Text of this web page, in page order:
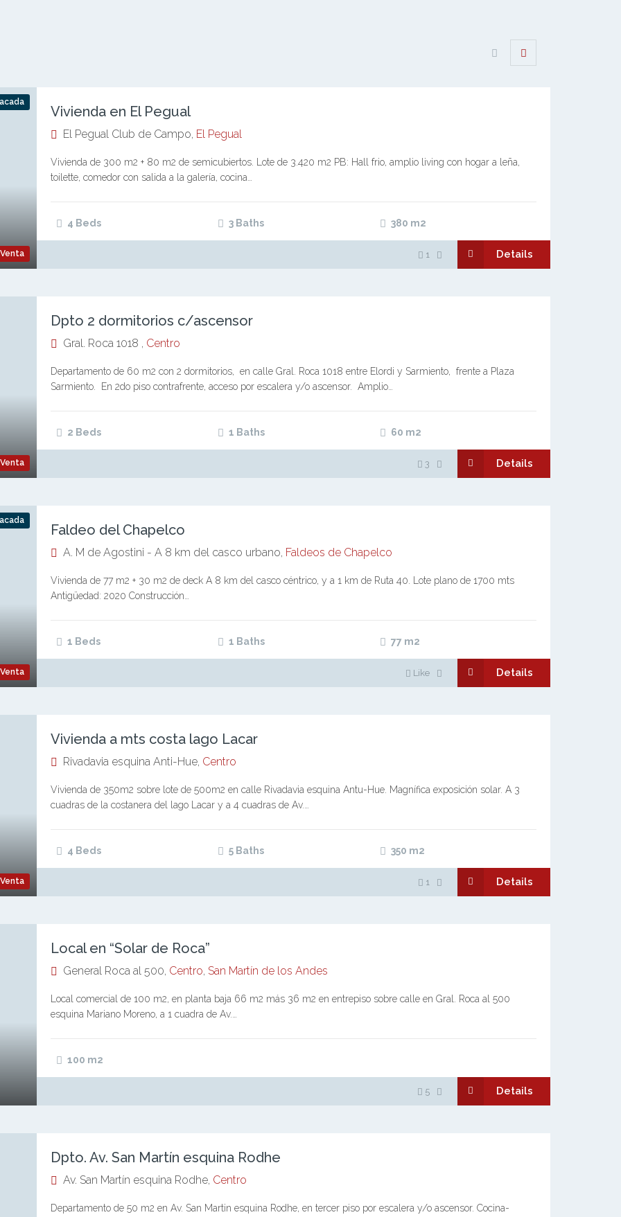
Venta
Vivienda en El Pegual
El Pegual Club de Campo, El Pegual
Vivienda de 300 m2 + 80 m2 de semicubiertos. Lote de 3.420 m2 PB: Hall frio, amplio living con hogar a leña,
toilette, comedor con salida a la galería, cocina…
4 Beds 3 Baths 380 m2
1 Details
Venta
Dpto 2 dormitorios c/ascensor
Gral. Roca 1018 , Centro
Departamento de 60 m2 con 2 dormitorios, en calle Gral. Roca 1018 entre Elordi y Sarmiento, frente a Plaza
Sarmiento. En 2do piso contrafrente, acceso por escalera y/o ascensor. Amplio…
2 Beds 1 Baths 60 m2
3 Details
Venta
Faldeo del Chapelco
A. M de Agostini - A 8 km del casco urbano, Faldeos de Chapelco
Vivienda de 77 m2 + 30 m2 de deck A 8 km del casco céntrico, y a 1 km de Ruta 40. Lote plano de 1700 mts
Antigüedad: 2020 Construcción…
1 Beds 1 Baths 77 m2
Like Details
Venta
Vivienda a mts costa lago Lacar
Rivadavia esquina Anti-Hue, Centro
Vivienda de 350m2 sobre lote de 500m2 en calle Rivadavia esquina Antu-Hue. Magnífica exposición solar. A 3
cuadras de la costanera del lago Lacar y a 4 cuadras de Av.…
4 Beds 5 Baths 350 m2
1 Details
Local en “Solar de Roca”
General Roca al 500, Centro, San Martín de los Andes
Local comercial de 100 m2, en planta baja 66 m2 más 36 m2 en entrepiso sobre calle en Gral. Roca al 500
esquina Mariano Moreno, a 1 cuadra de Av.…
100 m2
5 Details
Dpto. Av. San Martín esquina Rodhe
Av. San Martín esquina Rodhe, Centro
Departamento de 50 m2 en Av. San Martin esquina Rodhe, en tercer piso por escalera y/o ascensor. Cocina-